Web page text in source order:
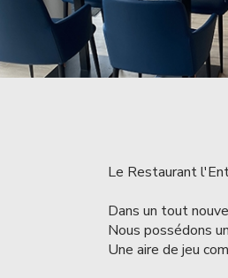
Le Restaurant
Dans un tout
Nous possédons
Une aire de jeu